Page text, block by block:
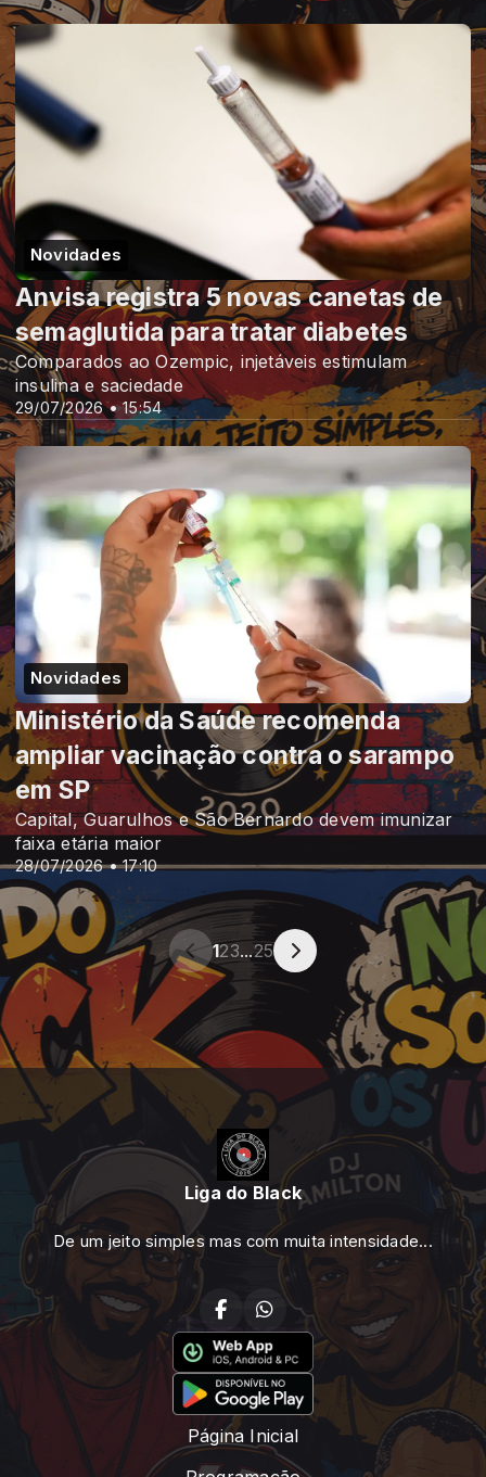
Novidades
29/07/2026 • 15:54
Anvisa registra 5 novas canetas de
semaglutida para tratar diabetes
Comparados ao Ozempic, injetáveis estimulam
insulina e saciedade
Novidades
28/07/2026 • 17:10
Ministério da Saúde recomenda
ampliar vacinação contra o sarampo
em SP
Capital, Guarulhos e São Bernardo devem imunizar
faixa etária maior
123...25
Liga do Black
De um jeito simples mas com muita intensidade...
Página Inicial